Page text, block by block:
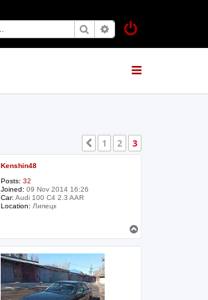
Search Advanced search
Previous
1 2 3
Kenshin48
Posts: 32
Joined: 09 Nov 2014 16:26
Car: Audi 100 C4 2.3 AAR
Location: Липецк
o
p